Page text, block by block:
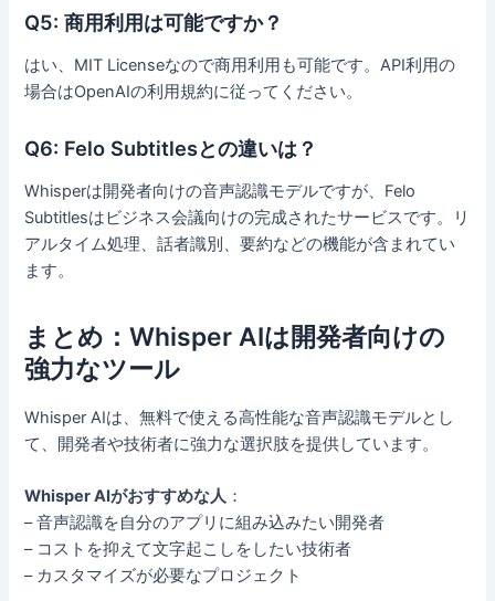
Q5: 商用利用は可能ですか？
はい、MIT Licenseなので商用利用も可能です。API利用の
場合はOpenAIの利用規約に従ってください。
Q6: Felo Subtitlesとの違いは？
Whisperは開発者向けの音声認識モデルですが、Felo
Subtitlesはビジネス会議向けの完成されたサービスです。リ
アルタイム処理、話者識別、要約などの機能が含まれてい
ます。
まとめ：Whisper AIは開発者向けの
強力なツール
Whisper AIは、無料で使える高性能な音声認識モデルとし
て、開発者や技術者に強力な選択肢を提供しています。
Whisper AIがおすすめな人 ：
– 音声認識を自分のアプリに組み込みたい開発者
– コストを抑えて文字起こしをしたい技術者
– カスタマイズが必要なプロジェクト